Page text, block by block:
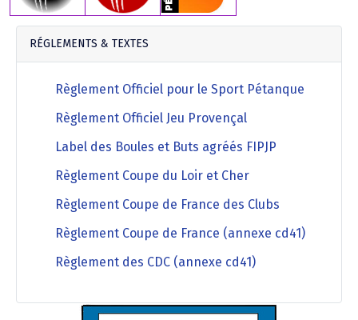
RÉGLEMENTS & TEXTES
Règlement Officiel pour le Sport Pétanque
Règlement Officiel Jeu Provençal
Label des Boules et Buts agréés FIPJP
Règlement Coupe du Loir et Cher
Règlement Coupe de France des Clubs
Règlement Coupe de France (annexe cd41)
Règlement des CDC (annexe cd41)